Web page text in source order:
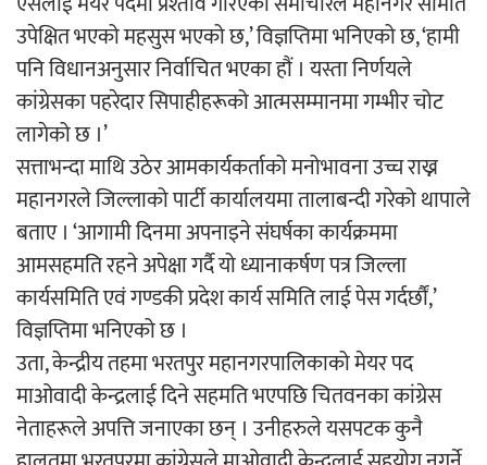
उपेक्षित भएको महसुस भएको छ,’ विज्ञप्तिमा भनिएको छ, ‘हामी
पनि विधानअनुसार निर्वाचित भएका हौं । यस्ता निर्णयले
कांग्रेसका पहरेदार सिपाहीहरूको आत्मसम्मानमा गम्भीर चोट
लागेको छ ।’
सत्ताभन्दा माथि उठेर आमकार्यकर्ताको मनोभावना उच्च राख्न
महानगरले जिल्लाको पार्टी कार्यालयमा तालाबन्दी गरेको थापाले
बताए । ‘आगामी दिनमा अपनाइने संघर्षका कार्यक्रममा
आमसहमति रहने अपेक्षा गर्दै यो ध्यानाकर्षण पत्र जिल्ला
कार्यसमिति एवं गण्डकी प्रदेश कार्य समिति लाई पेस गर्दर्छौं,’
विज्ञप्तिमा भनिएको छ ।
उता, केन्द्रीय तहमा भरतपुर महानगरपालिकाको मेयर पद
माओवादी केन्द्रलाई दिने सहमति भएपछि चितवनका कांग्रेस
नेताहरूले अपत्ति जनाएका छन् । उनीहरुले यसपटक कुनै